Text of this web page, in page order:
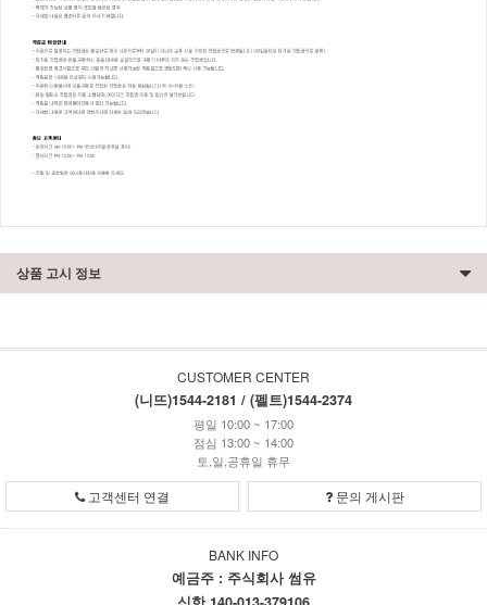
상품 고시 정보
CUSTOMER CENTER
(니뜨)1544-2181 / (펠트)1544-2374
평일 10:00 ~ 17:00
점심 13:00 ~ 14:00
토,일,공휴일 휴무
고객센터 연결 문의 게시판
BANK INFO
예금주 : 주식회사 썸유